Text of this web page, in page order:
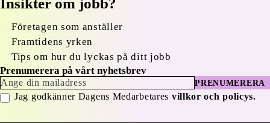
Insikter om jobb?
Företagen som anställer
Framtidens yrken
Tips om hur du lyckas på ditt jobb
Prenumerera på vårt nyhetsbrev
PRENUMERERA
Jag godkänner Dagens Medarbetares villkor och policys.